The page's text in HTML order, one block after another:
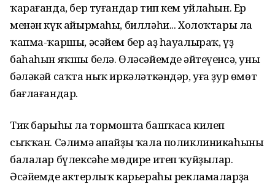
ҡарағанда, бер туғандар тип кем уйлаһын. Ер
менән күк айырмаһы, билләһи... Холоҡтары ла
ҡапма-ҡаршы, әсәйем бер аҙ һауалыраҡ, үҙ
баһаһын яҡшы белә. Өләсәйемдең әйтеүенсә, уны
бәләкәй саҡта ныҡ иркәләткәндәр, уға ҙур өмөт
бағлағандар.
Тик барыһы ла тормошта башҡаса килеп
сыҡҡан. Сәлимә апайҙы ҡала поликлиникаһының
балалар бүлексәһе мөдире итеп ҡуйҙылар.
Әсәйемдең актерлыҡ карьераһы рекламаларҙа